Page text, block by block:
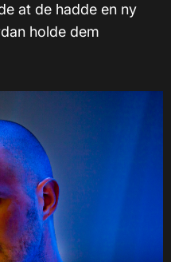
at de hadde en ny
holde dem